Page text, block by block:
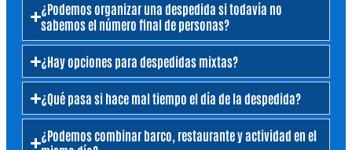
¿Podemos organizar una despedida si todavía no
sabemos el número final de personas?
¿Hay opciones para despedidas mixtas?
¿Qué pasa si hace mal tiempo el día de la despedida?
¿Podemos combinar barco, restaurante y actividad en el